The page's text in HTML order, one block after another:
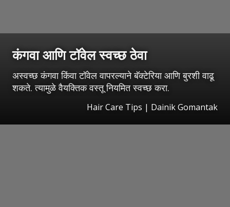
कंगवा आणि टॉवेल स्वच्छ ठेवा
अस्वच्छ कंगवा किंवा टॉवेल वापरल्याने बॅक्टेरिया आणि बुरशी वाढू
शकते. त्यामुळे वैयक्तिक वस्तू नियमित स्वच्छ करा.
Hair Care Tips | Dainik Gomantak